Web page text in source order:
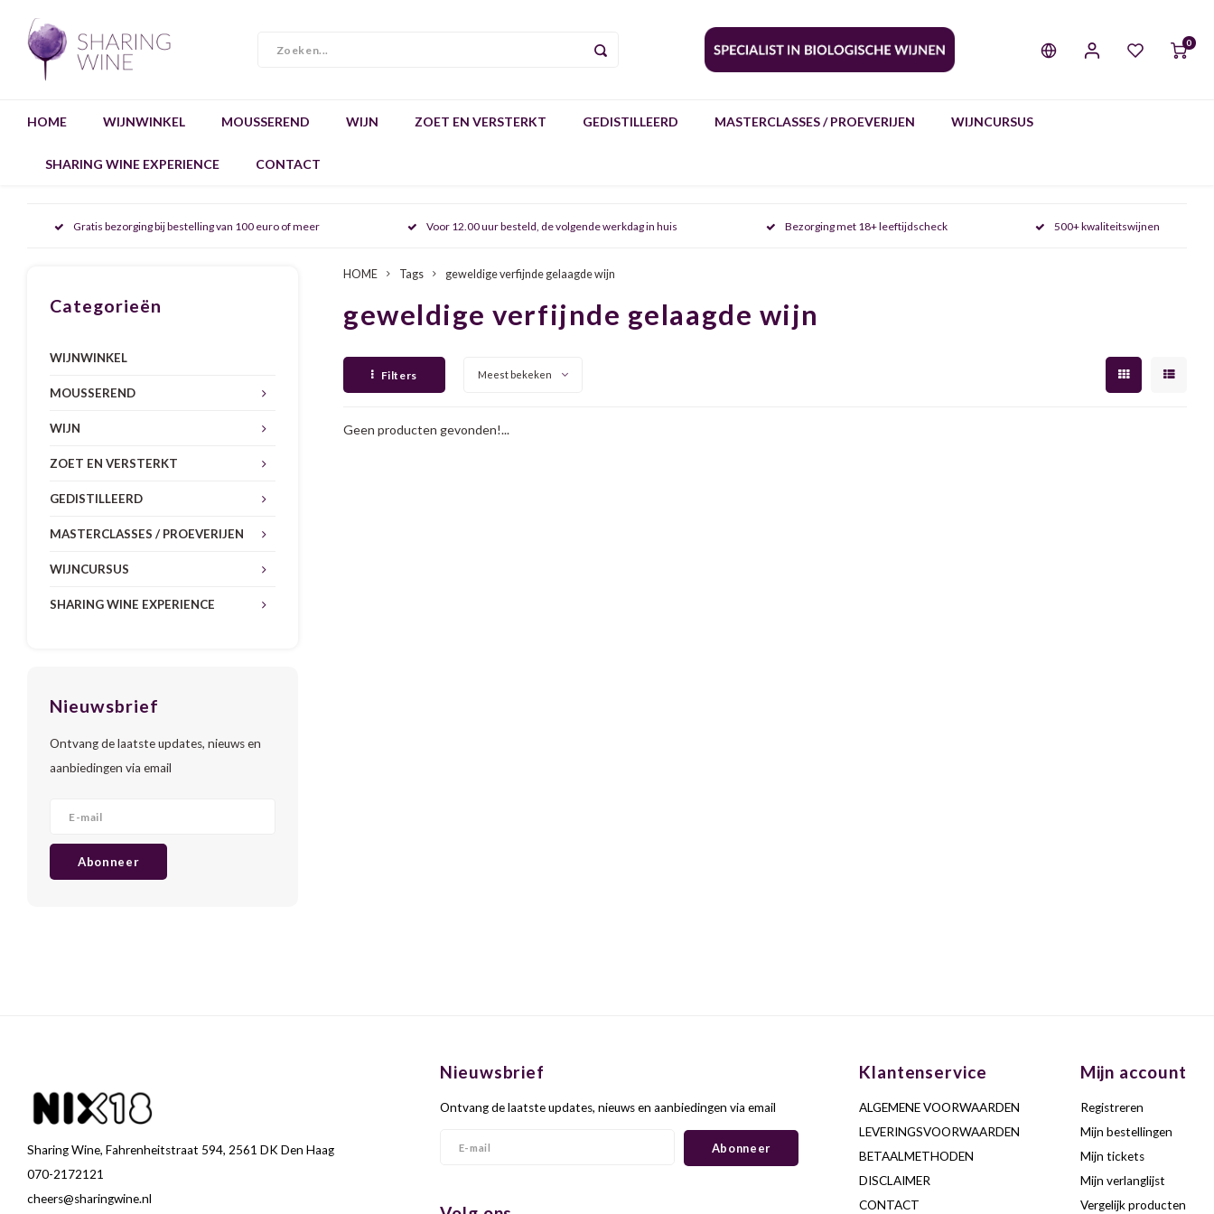
0
HOME WIJNWINKEL MOUSSEREND WIJN ZOET EN VERSTERKT GEDISTILLEERD MASTERCLASSES / PROEVERIJEN WIJNCURSUS
SHARING WINE EXPERIENCE CONTACT
Gratis bezorging bij bestelling van 100 euro of meer Voor 12.00 uur besteld, de volgende werkdag in huis Bezorging met 18+ leeftijdscheck 500+ kwaliteitswijnen
Categorieën
WIJNWINKEL
MOUSSEREND
WIJN
ZOET EN VERSTERKT
GEDISTILLEERD
MASTERCLASSES / PROEVERIJEN
WIJNCURSUS
SHARING WINE EXPERIENCE
Nieuwsbrief
Ontvang de laatste updates, nieuws en
aanbiedingen via email
Abonneer
HOME Tags geweldige verfijnde gelaagde wijn
geweldige verfijnde gelaagde wijn
Filters Meest bekeken
Geen producten gevonden!...
Sharing Wine, Fahrenheitstraat 594, 2561 DK Den Haag
070-2172121
cheers@sharingwine.nl
Nieuwsbrief
Ontvang de laatste updates, nieuws en aanbiedingen via email
Abonneer
Klantenservice
ALGEMENE VOORWAARDEN
LEVERINGSVOORWAARDEN
BETAALMETHODEN
DISCLAIMER
CONTACT
Mijn account
Registreren
Mijn bestellingen
Mijn tickets
Mijn verlanglijst
Vergelijk producten